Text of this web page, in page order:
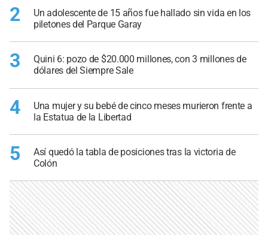
2
Un adolescente de 15 años fue hallado sin vida en los
piletones del Parque Garay
3
Quini 6: pozo de $20.000 millones, con 3 millones de
dólares del Siempre Sale
4
Una mujer y su bebé de cinco meses murieron frente a
la Estatua de la Libertad
5
Así quedó la tabla de posiciones tras la victoria de
Colón